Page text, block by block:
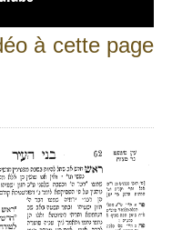
à cette page